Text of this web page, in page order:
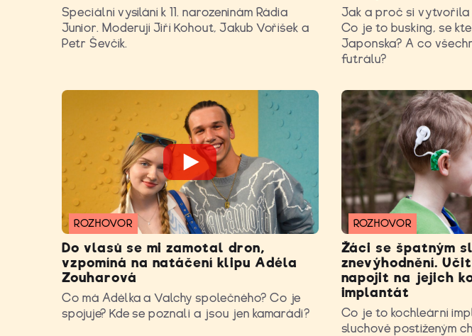
Speciální vysílání k 11. narozeninám Rádia
Junior. Moderují Jiří Kohout, Jakub Voříšek a
Petr Ševčík.
Jak a proč si vytvořila
Co je to busking, se
Japonska? A co
futrálu?
ROZHOVOR
Do vlasů se mi zamotal dron,
vzpomíná na natáčení klipu Adéla
Zouharová
Co má Adélka a Valchy společného? Co je
spojuje? Kde se poznali a jsou jen kamarádi?
ROZHOVOR
Žáci se špatným
znevýhodnění.
napojit na jejich
implantát
Co je to kochleární
sluchově postiženým